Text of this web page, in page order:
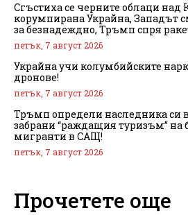
Сгъстиха се черните облаци над
корумпирана Украйна, Западът
за безнадеждно, Тръмп спря
петък, 7 август 2026
Украйна учи колумбийските
дронове!
петък, 7 август 2026
Тръмп определи наследника си
забрани “раждащия туризъм” на
мигранти в САЩ!
петък, 7 август 2026
Прочетете още